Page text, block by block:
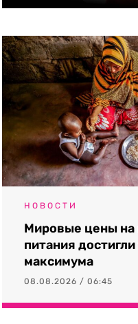
НОВОСТИ
Мировые цены на
питания
максимума
08.08.2026 / 06:45